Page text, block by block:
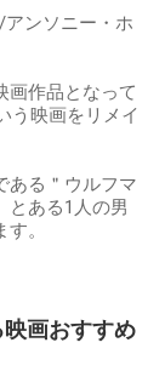
ンソニー・ホ
画作品となって
う映画をリメイ
ある＂ウルフマ
とある1人の男
。
画おすすめ